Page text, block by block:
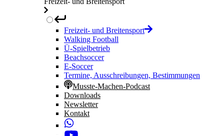
Freizeit- und Breitensport
Walking Football
Ü-Spielbetrieb
Beachsoccer
E-Soccer
Termine, Ausschreibungen, Bestimmungen
Musste-Machen-Podcast
Downloads
Newsletter
Kontakt